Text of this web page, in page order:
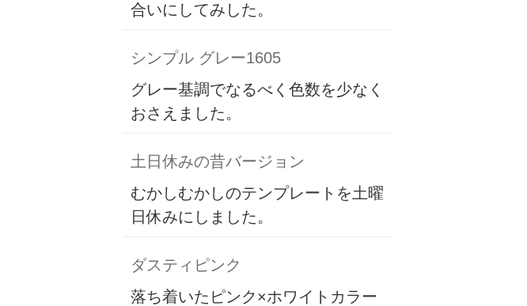
合いにしてみした。
シンプル グレー1605
グレー基調でなるべく色数を少なく
おさえました。
土日休みの昔バージョン
むかしむかしのテンプレートを土曜
日休みにしました。
ダスティピンク
落ち着いたピンク×ホワイトカラー